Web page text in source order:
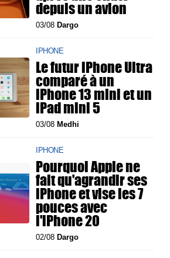
depuis un avion
03/08 Dargo
IPHONE
Le futur iPhone Ultra
comparé à un
iPhone 13 mini et un
iPad mini 5
03/08 Medhi
IPHONE
Pourquoi Apple ne
fait qu'agrandir ses
iPhone et vise les 7
pouces avec
l'iPhone 20
02/08 Dargo